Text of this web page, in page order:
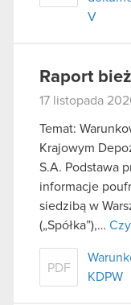
V
Raport
17 listopada
Temat:
Krajowym
S.A. Podstawa
informacje
siedzibą w
(„Spółka”),…
PDF
KDPW